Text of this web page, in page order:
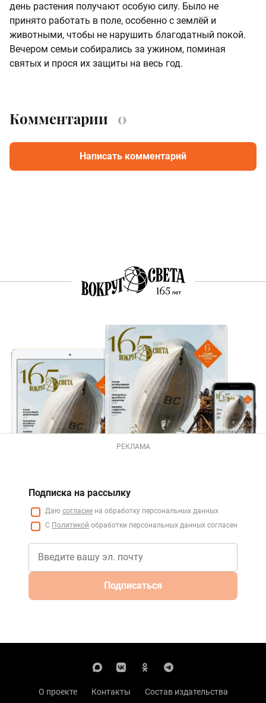
день растения получают особую силу. Было не
принято работать в поле, особенно с землёй и
животными, чтобы не нарушить благодатный покой.
Вечером семьи собирались за ужином, поминая
святых и прося их защиты на весь год.
Комментарии 0
Написать комментарий
РЕКЛАМА
Подписка на рассылку
Даю согласие на обработку персональных данных
С Политикой обработки персональных данных согласен
Подписаться
О проекте Контакты
Состав издательства